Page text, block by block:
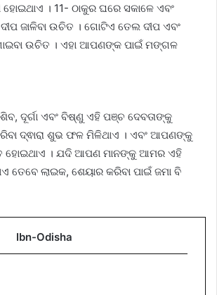
ହୋଇଥାଏ । 11- ଠାକୁର ଘରେ ସକାଳେ ଏବଂ
ଜାଳିବା ଉଚିତ । ଗୋଟିଏ ତେଲ ଦୀପ ଏବଂ
ଉଚିତ । ଏହା ଆପଣଙ୍କ ପାଇଁ ମଙ୍ଗଳ
ଦୂର୍ଗା ଏବଂ ବିଷ୍ଣୁ ଏହି ପଞ୍ଚ ଦେବତାଙ୍କୁ
ଦ୍ଵାରା ଶୁଭ ଫଳ ମିଳିଥାଏ । ଏବଂ ଆପଣଙ୍କୁ
ହୋଇଥାଏ । ଯଦି ଆପଣ ମାନଙ୍କୁ ଆମର ଏହି
ତେବେ ଲାଇକ, ଶେୟାର କରିବା ପାଇଁ ଜମା ବି
Ibn-Odisha